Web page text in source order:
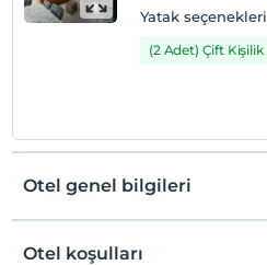
Yatak seçenekleri
(2 Adet) Çift Kişilik
Otel genel bilgileri
Otel koşulları